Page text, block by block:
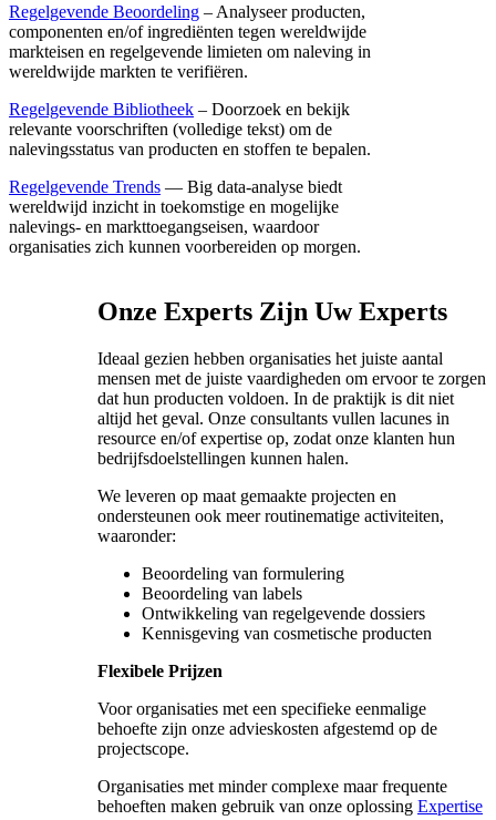
Regelgevende Beoordeling – Analyseer producten,
componenten en/of ingrediënten tegen wereldwijde
markteisen en regelgevende limieten om naleving in
wereldwijde markten te verifiëren.
Regelgevende Bibliotheek – Doorzoek en bekijk
relevante voorschriften (volledige tekst) om de
nalevingsstatus van producten en stoffen te bepalen.
Regelgevende Trends — Big data-analyse biedt
wereldwijd inzicht in toekomstige en mogelijke
nalevings- en markttoegangseisen, waardoor
organisaties zich kunnen voorbereiden op morgen.
Onze Experts Zijn Uw Experts
Ideaal gezien hebben organisaties het juiste aantal
mensen met de juiste vaardigheden om ervoor te zorgen
dat hun producten voldoen. In de praktijk is dit niet
altijd het geval. Onze consultants vullen lacunes in
resource en/of expertise op, zodat onze klanten hun
bedrijfsdoelstellingen kunnen halen.
We leveren op maat gemaakte projecten en
ondersteunen ook meer routinematige activiteiten,
waaronder:
Beoordeling van formulering
Beoordeling van labels
Ontwikkeling van regelgevende dossiers
Kennisgeving van cosmetische producten
Flexibele Prijzen
Voor organisaties met een specifieke eenmalige
behoefte zijn onze advieskosten afgestemd op de
projectscope.
Organisaties met minder complexe maar frequente
behoeften maken gebruik van onze oplossing Expertise